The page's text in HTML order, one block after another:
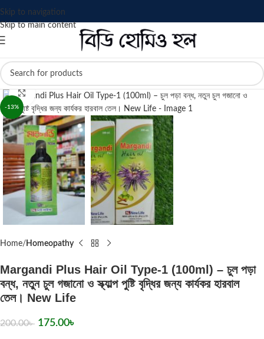
Skip to navigation
Skip to main content
-13%
Click to enlarge
Home Homeopathy
Margandi Plus Hair Oil Type-1 (100ml) – চুল পড়া
বন্ধ, নতুন চুল গজানো ও স্ক্যাল্প পুষ্টি বৃদ্ধির জন্য কার্যকর হারবাল
তেল। New Life
200.00৳ 175.00৳